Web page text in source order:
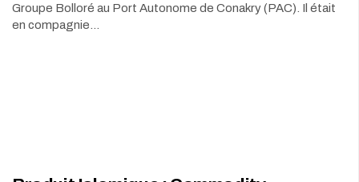
Groupe Bolloré au Port Autonome de Conakry (PAC). Il était
en compagnie…